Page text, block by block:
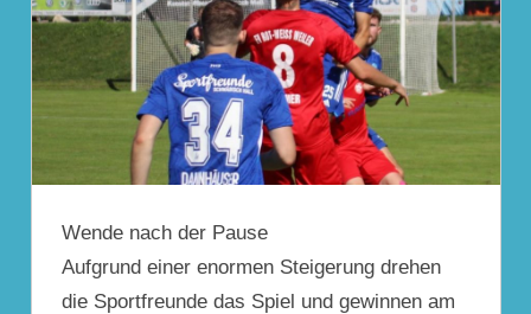
Wende nach der Pause
Aufgrund einer enormen Steigerung drehen
die Sportfreunde das Spiel und gewinnen am